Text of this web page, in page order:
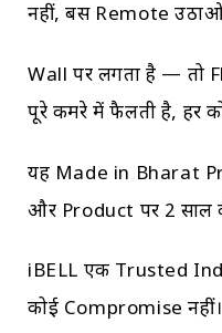
नहीं, बस Remote उठाओ
Wall पर लगता है — तो
पूरे कमरे में फैलती है, हर
यह Made in Bharat
और Product पर 2 साल
iBELL एक Trusted
कोई Compromise नहीं।